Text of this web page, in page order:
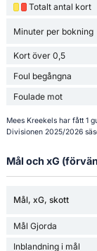
Totalt antal kort
Minuter per bokning
Kort över 0,5
Foul begångna
Foulade mot
Mees Kreekels har fått 1
Divisionen 2025/2026
Mål och xG
Mål, xG, skott
Mål Gjorda
Inblandning i mål